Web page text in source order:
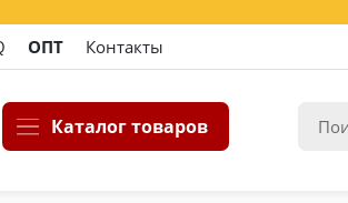
ОПТ Контакты
Каталог товаров